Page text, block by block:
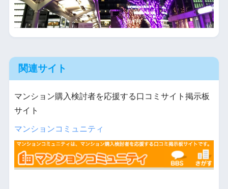
関連サイト
マンション購入検討者を応援する口コミサイト掲示板
サイト
マンションコミュニティ